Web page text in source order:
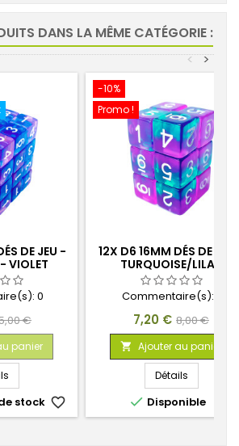
DANS LA MÊME CATÉGORIE :
>
<
DE JEU -
VIOLET
0
€
panier
stock favorite_border
-10%
Promo !
12X D6 16MM DÉS DE
TURQUOISE/LILAS
TRANSPARENT
Commentaire(s):
Prix
7,20 € Prix
de
base
8,00 €
 Ajouter au panier
Détails
 Disponible